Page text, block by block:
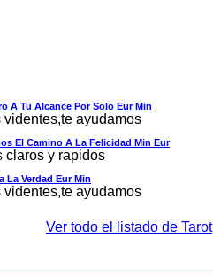
A Tu Alcance Por Solo Eur Min
videntes,te ayudamos
El Camino A La Felicidad Min Eur
claros y rapidos
La Verdad Eur Min
videntes,te ayudamos
Ver todo el listado de Tarot